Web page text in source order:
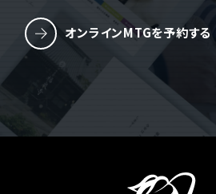
オンラインMTGを予約する